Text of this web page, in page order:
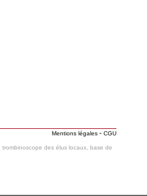
Mentions légales - CGU
des élus locaux, base de